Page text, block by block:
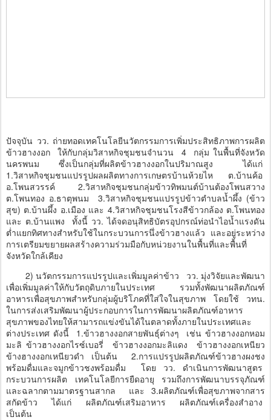
ปัจจุบัน วว. ถ่ายทอดเทคโนโลยีนวัตกรรมการเพิ่มประสิทธิภาพการผลิต
ข้าวฮางงอก ให้กับกลุ่มวิสาหกิจชุมชนจำนวน 4 กลุ่ม ในพื้นที่จังหวัด
นครพนม ซึ่งเป็นกลุ่มที่ผลิตข้าวฮางงอกในปริมาณสูง ได้แก่
1.วิสาหกิจชุมชนแปรรูปผลผลิตทางการเกษตรบ้านห้วยไห ต.บ้านค้อ
อ.โพนสวรรค์ 2.วิสาหกิจชุมชนกลุ่มข้าวทิพมนต์บ้านต้องโพนสวาง
ต.โพนทอง อ.ธาตุพนม 3.วิสาหกิจชุมชนแปรรูปข้าวตำบลน้ำผึ้ง (ข้าว
สุข) ต.บ้านผึ้ง อ.เมือง และ 4.วิสาหกิจชุมชนโรงสีข้าวกล้อง ต.โพนทอง
และ ต.บ้านแพง ทั้งนี้ วว. ได้จดอนุสิทธิบัตรอุปกรณ์ท่อนำไอน้ำแรงดัน
ต่ำแยกทิศทางสำหรับใช้ในกระบวนการนึ่งข้าวฮางแล้ว และอยู่ระหว่าง
การเตรียมขยายผลสร้างความร่วมมือกับหน่วยงานในพื้นที่และพื้นที่
จังหวัดใกล้เคียง
2) นวัตกรรมการแปรรูปและเพิ่มมูลค่าข้าว วว. มุ่งวิจัยและพัฒนา
เพื่อเพิ่มมูลค่าให้กับวัตถุดิบภายในประเทศ รวมทั้งพัฒนาผลิตภัณฑ์
อาหารเพื่อสุขภาพสำหรับกลุ่มผู้บริโภคที่ใส่ใจในสุขภาพ โดยใช้ วทน.
ในการส่งเสริมพัฒนาผู้ประกอบการในการพัฒนาผลิตภัณฑ์อาหาร
สุขภาพของไทยให้สามารถแข่งขันได้ในตลาดทั้งภายในประเทศและ
ต่างประเทศ ดังนี้ 1.ข้าวฮางงอกสายพันธุ์ต่างๆ เช่น ข้าวฮางงอกหอม
มะลิ ข้าวฮางงอกไรซ์เบอรี่ ข้าวฮางงอกมะลิแดง ข้าวฮางงอกเหนียว
ข้างฮางงอกเหนียวดำ เป็นต้น 2.การแปรรูปผลิตภัณฑ์ข้าวฮางผงชง
พร้อมดื่มและจมูกข้าวชงพร้อมดื่ม โดย วว. ดำเนินการพัฒนาสูตร
กระบวนการผลิต เทคโนโลยีการยืดอายุ รวมถึงการพัฒนาบรรจุภัณฑ์
และฉลากตามมาตรฐานสากล และ 3.ผลิตภัณฑ์เพื่อสุขภาพจากสาร
สกัดข้าว ได้แก่ ผลิตภัณฑ์เสริมอาหาร ผลิตภัณฑ์เครื่องสำอาง
เป็นต้น